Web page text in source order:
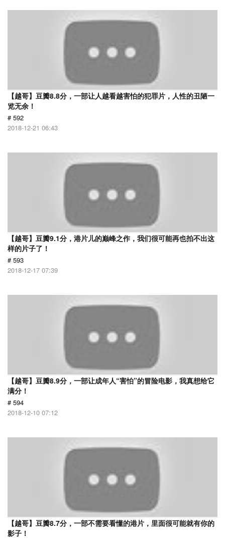
【越哥】豆瓣8.8分，一部让人越看越害怕的犯罪片，人性的丑陋一
览无余！
# 592
2018-12-21 06:43
【越哥】豆瓣9.1分，港片儿的巅峰之作，我们很可能再也拍不出这
样的片子了！
# 593
2018-12-17 07:39
【越哥】豆瓣8.9分，一部让成年人“害怕”的冒险电影，我真想给它
满分！
# 594
2018-12-10 07:12
【越哥】豆瓣8.7分，一部不需要看懂的港片，里面很可能就有你的
影子！